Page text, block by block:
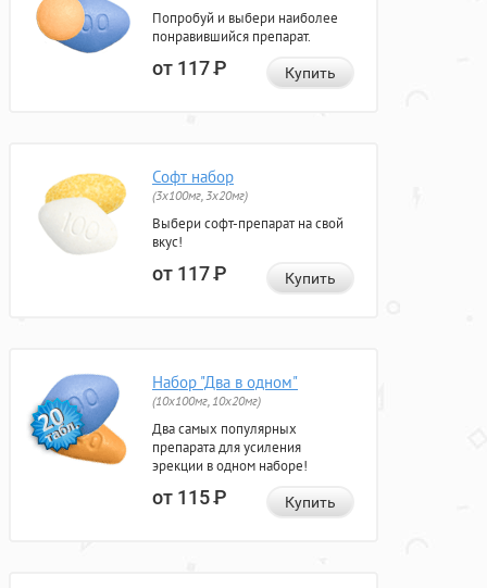
Попробуй и выбери наиболее
понравившийся препарат.
от 117Р Купить
Софт набор
(3x100мг, 3x20мг)
Выбери софт-препарат на свой
вкус!
от 117Р Купить
Набор "Два в одном"
(10x100мг, 10x20мг)
Два самых популярных
препарата для усиления
эрекции в одном наборе!
от 115Р Купить